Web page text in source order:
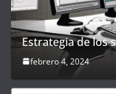
Estrategia de los
febrero 4, 2024